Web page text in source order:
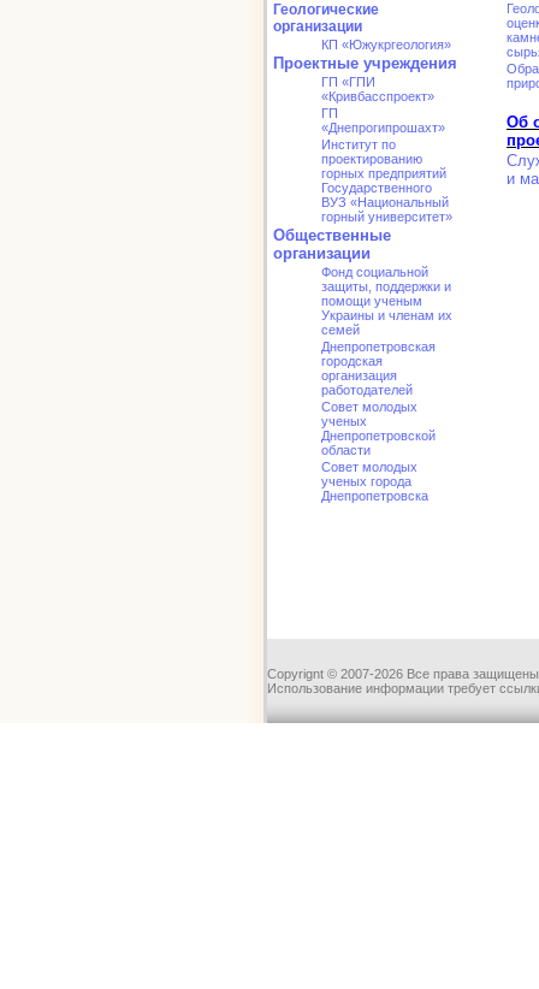
Геологические
организации
КП «Южукргеология»
Проектные учреждения
ГП «ГПИ
«Кривбасспроект»
ГП
«Днепрогипрошахт»
Институт по
проектированию
горных предприятий
Государственного
ВУЗ «Национальный
горный университет»
Общественные
организации
Фонд социальной
защиты, поддержки и
помощи ученым
Украины и членам их
семей
Днепропетровская
городская
организация
работодателей
Совет молодых
ученых
Днепропетровской
области
Совет молодых
ученых города
Днепропетровска
Об
и
Copyrignt © 2007-2026 Все права
Использование информации требует